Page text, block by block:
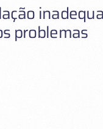
problemas